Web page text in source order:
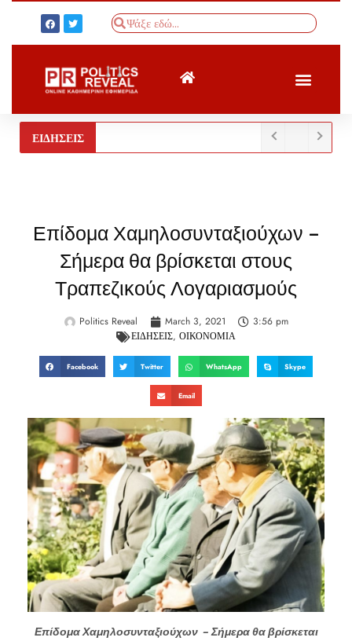
ΕΙΔΗΣΕΙΣ
Επίδομα Χαμηλοσυνταξιούχων –
Σήμερα θα βρίσκεται στους
Τραπεζικούς Λογαριασμούς
Politics Reveal March 3, 2021
3:56 pm
ΕΙΔΗΣΕΙΣ, ΟΙΚΟΝΟΜΙΑ
Facebook Twitter WhatsApp Skype
Email
Επίδομα Χαμηλοσυνταξιούχων – Σήμερα θα βρίσκεται